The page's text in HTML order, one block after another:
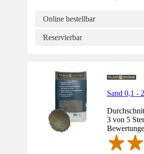
Online bestellbar
Reservierbar
Sand 0,1 -
3 von 5